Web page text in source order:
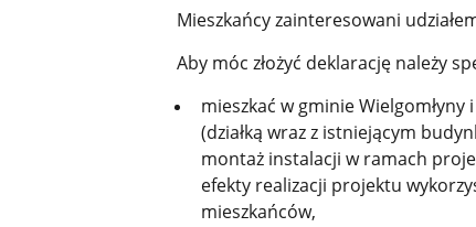
Mieszkańcy zainteresowani
Aby móc złożyć deklarację należy
mieszkać w gminie
(działką wraz z istniejącym
montaż instalacji w ramach
efekty realizacji projektu
mieszkańców,